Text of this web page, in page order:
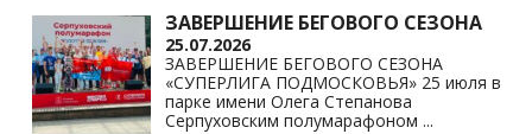
ЗАВЕРШЕНИЕ БЕГОВОГО СЕЗОНА
25.07.2026
ЗАВЕРШЕНИЕ БЕГОВОГО СЕЗОНА
«СУПЕРЛИГА ПОДМОСКОВЬЯ» 25 июля в
парке имени Олега Степанова
Серпуховским полумарафоном ...